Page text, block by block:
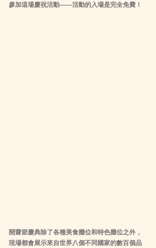
參加這場慶祝活動——活動的入場是完全免費！
開齋節慶典除了各種美食攤位和特色攤位之外，
現場都會展示來自世界八個不同國家的數百個品